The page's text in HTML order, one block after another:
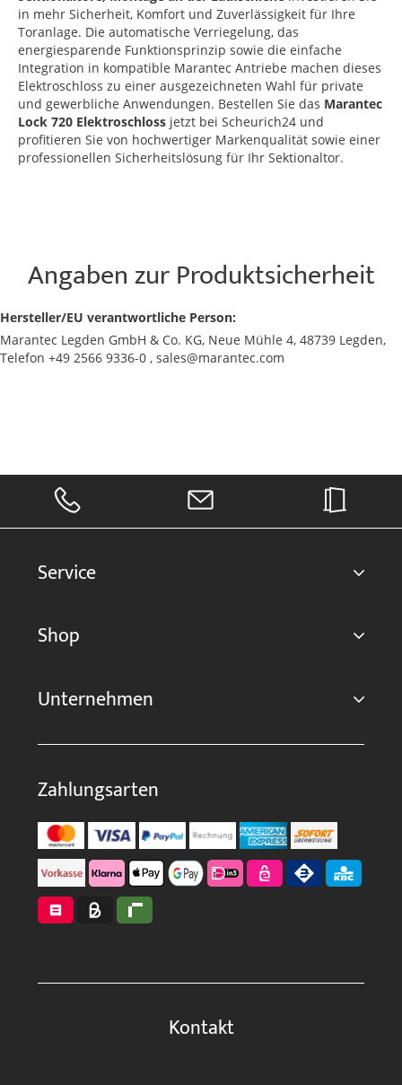
in mehr Sicherheit, Komfort und Zuverlässigkeit für Ihre
Toranlage. Die automatische Verriegelung, das
energiesparende Funktionsprinzip sowie die einfache
Integration in kompatible Marantec Antriebe machen dieses
Elektroschloss zu einer ausgezeichneten Wahl für private
und gewerbliche Anwendungen. Bestellen Sie das Marantec
Lock 720 Elektroschloss jetzt bei Scheurich24 und
profitieren Sie von hochwertiger Markenqualität sowie einer
professionellen Sicherheitslösung für Ihr Sektionaltor.
Angaben zur Produktsicherheit
Hersteller/EU verantwortliche Person:
Marantec Legden GmbH & Co. KG, Neue Mühle 4, 48739 Legden,
Telefon +49 2566 9336-0 , sales@marantec.com
Service
Shop
Unternehmen
Zahlungsarten
Kontakt